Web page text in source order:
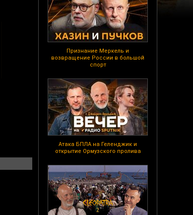
Признание Меркель и
возвращение России в большой
спорт
Атака БПЛА на Геленджик и
открытие Ормузского пролива